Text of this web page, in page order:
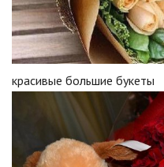
красивые большие букеты